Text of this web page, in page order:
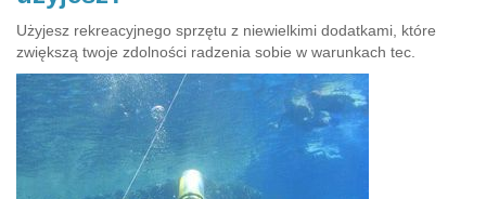
Użyjesz rekreacyjnego sprzętu z niewielkimi dodatkami, które
zwiększą twoje zdolności radzenia sobie w warunkach tec.